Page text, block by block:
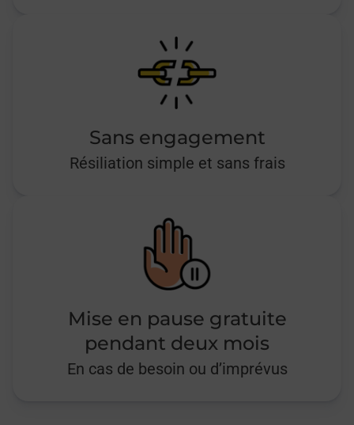
Sans engagement
Résiliation simple et sans frais
Mise en pause gratuite
pendant deux mois
En cas de besoin ou d’imprévus